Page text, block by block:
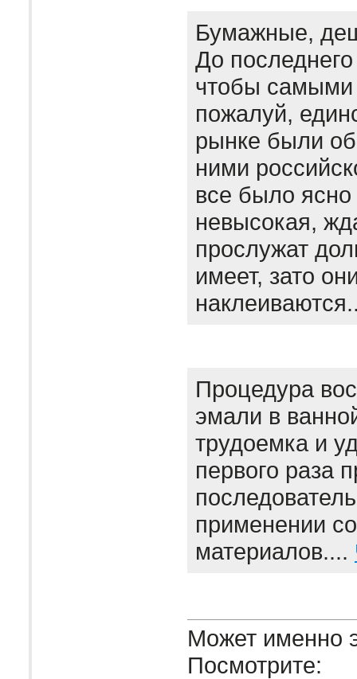
Бумажные,
До
чтобы
пожалуй,
рынке были
ними
все было
невысокая,
прослужат
имеет, зато
Процедура
эмали в
трудоемка и
первого раза
применении
материалов....
Может именно
Посмотрите: